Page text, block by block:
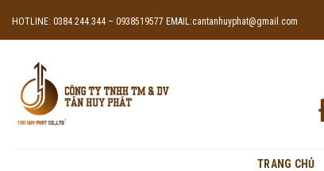
HOTLINE: 0384.244.344 – 0938519577 EMAIL:cantanhuyphat@gmail.com
TRANG CHỦ